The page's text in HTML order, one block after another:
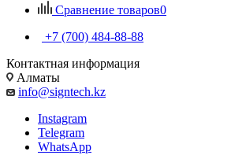
Сравнение товаров0
+7 (700) 484-88-88
Контактная информация
Алматы
info@signtech.kz
Instagram
Telegram
WhatsApp